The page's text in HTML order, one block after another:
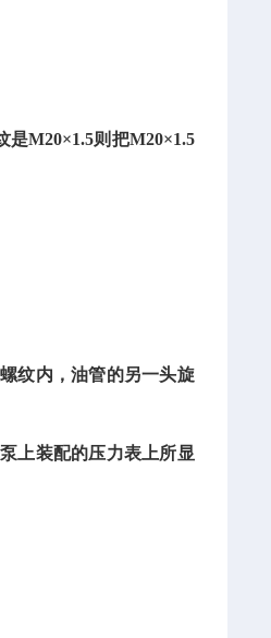
M20×1.5则把M20×1.5
纹内，油管的另一头旋
上装配的压力表上所显